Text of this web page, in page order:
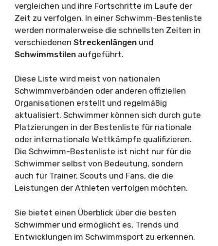
vergleichen und ihre Fortschritte im Laufe der
Zeit zu verfolgen. In einer Schwimm-Bestenliste
werden normalerweise die schnellsten Zeiten in
verschiedenen Streckenlängen und
Schwimmstilen aufgeführt.
Diese Liste wird meist von nationalen
Schwimmverbänden oder anderen offiziellen
Organisationen erstellt und regelmäßig
aktualisiert. Schwimmer können sich durch gute
Platzierungen in der Bestenliste für nationale
oder internationale Wettkämpfe qualifizieren.
Die Schwimm-Bestenliste ist nicht nur für die
Schwimmer selbst von Bedeutung, sondern
auch für Trainer, Scouts und Fans, die die
Leistungen der Athleten verfolgen möchten.
Sie bietet einen Überblick über die besten
Schwimmer und ermöglicht es, Trends und
Entwicklungen im Schwimmsport zu erkennen.